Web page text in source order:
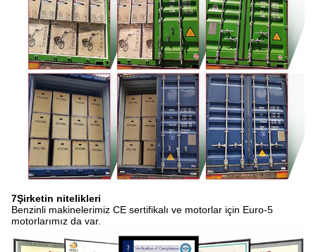
7Şirketin nitelikleri
Benzinli makinelerimiz CE sertifikalı ve motorlar için Euro-5
motorlarımız da var.